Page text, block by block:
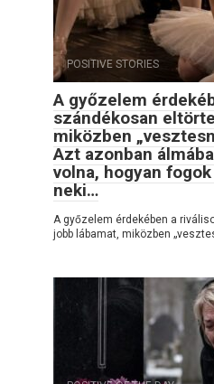
POSITIVE STORIES
A győzelem
szándékosan
miközben
Azt azonban
volna, hogyan
neki…
A győzelem érdekében a
jobb lábamat, miközben